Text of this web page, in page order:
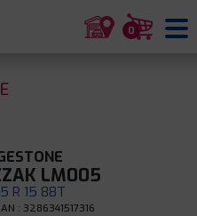
0
LM005
R 15 88T
: 3286341517316